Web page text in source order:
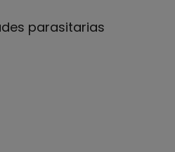
parasitarias
en LinkedIn
por email